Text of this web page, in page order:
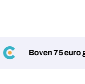
Boven 75 euro